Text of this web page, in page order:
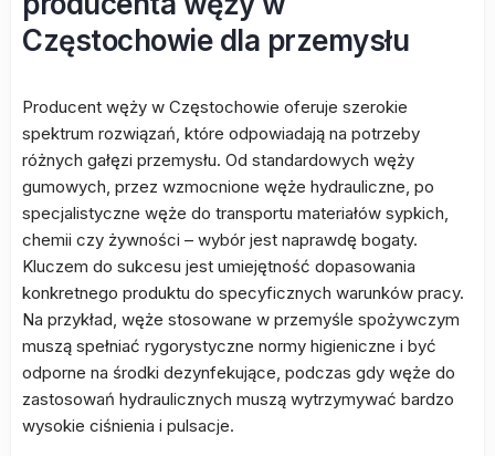
Częstochowie dla przemysłu
Producent węży w Częstochowie oferuje szerokie
spektrum rozwiązań, które odpowiadają na potrzeby
różnych gałęzi przemysłu. Od standardowych węży
gumowych, przez wzmocnione węże hydrauliczne, po
specjalistyczne węże do transportu materiałów sypkich,
chemii czy żywności – wybór jest naprawdę bogaty.
Kluczem do sukcesu jest umiejętność dopasowania
konkretnego produktu do specyficznych warunków pracy.
Na przykład, węże stosowane w przemyśle spożywczym
muszą spełniać rygorystyczne normy higieniczne i być
odporne na środki dezynfekujące, podczas gdy węże do
zastosowań hydraulicznych muszą wytrzymywać bardzo
wysokie ciśnienia i pulsacje.